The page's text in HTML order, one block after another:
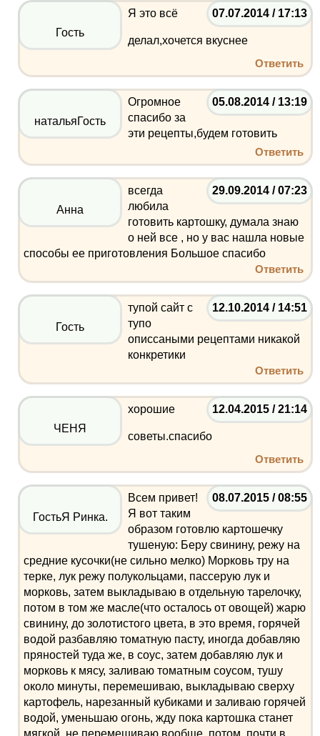
07.07.2014 / 17:13
Гость
Я это всё
делал,хочется вкуснее
Ответить
05.08.2014 / 13:19
натальяГость
Огромное
спасибо за
эти рецепты,будем готовить
Ответить
29.09.2014 / 07:23
Анна
всегда
любила
готовить картошку, думала знаю
о ней все , но у вас нашла новые
способы ее приготовления Большое спасибо
Ответить
12.10.2014 / 14:51
Гость
тупой сайт с
тупо
описсаными рецептами никакой
конкретики
Ответить
12.04.2015 / 21:14
ЧЕНЯ
хорошие
советы.спасибо
Ответить
08.07.2015 / 08:55
ГостьЯ Ринка.
Всем привет!
Я вот таким
образом готовлю картошечку
тушеную: Беру свинину, режу на
средние кусочки(не сильно мелко) Морковь тру на
терке, лук режу полукольцами, пассерую лук и
морковь, затем выкладываю в отдельную тарелочку,
потом в том же масле(что осталось от овощей) жарю
свинину, до золотистого цвета, в это время, горячей
водой разбавляю томатную пасту, иногда добавляю
пряностей туда же, в соус, затем добавляю лук и
морковь к мясу, заливаю томатным соусом, тушу
около минуты, перемешиваю, выкладываю сверху
картофель, нарезанный кубиками и заливаю горячей
водой, уменьшаю огонь, жду пока картошка станет
мягкой, не перемешиваю вообще, потом, почти в